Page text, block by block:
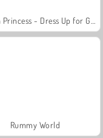
Rummy World